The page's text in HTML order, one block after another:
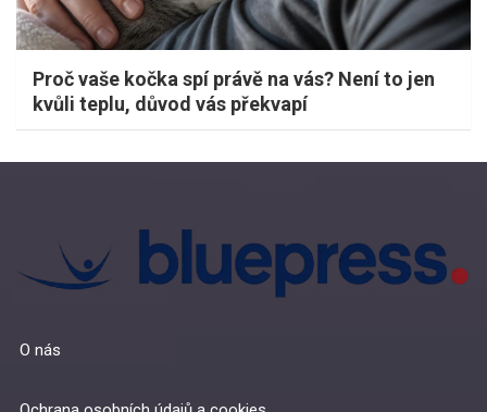
Proč vaše kočka spí právě na vás? Není to jen
kvůli teplu, důvod vás překvapí
O nás